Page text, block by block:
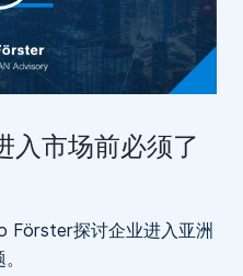
入市场前必须了
Förster探讨企业进入亚洲